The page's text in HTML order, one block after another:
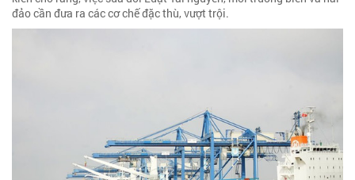
đảo cần đưa ra các cơ chế đặc thù, vượt trội.